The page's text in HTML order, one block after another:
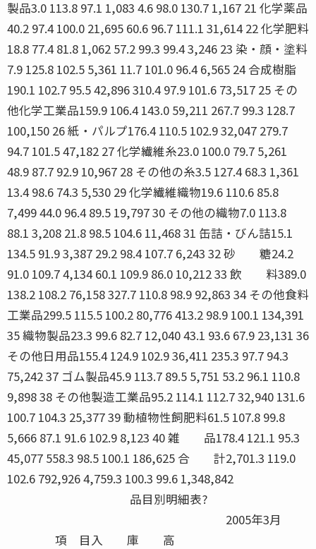
製品3.0 113.8 97.1 1,083 4.6 98.0 130.7 1,167 21 化学薬品
40.2 97.4 100.0 21,695 60.6 96.7 111.1 31,614 22 化学肥料
18.8 77.4 81.8 1,062 57.2 99.3 99.4 3,246 23 染・顔・塗料
7.9 125.8 102.5 5,361 11.7 101.0 96.4 6,565 24 合成樹脂
190.1 102.7 95.5 42,896 310.4 97.9 101.6 73,517 25 その
他化学工業品159.9 106.4 143.0 59,211 267.7 99.3 128.7
100,150 26 紙・パルプ176.4 110.5 102.9 32,047 279.7
94.7 101.5 47,182 27 化学繊維糸23.0 100.0 79.7 5,261
48.9 87.7 92.9 10,967 28 その他の糸3.5 127.4 68.3 1,361
13.4 98.6 74.3 5,530 29 化学繊維織物19.6 110.6 85.8
7,499 44.0 96.4 89.5 19,797 30 その他の織物7.0 113.8
88.1 3,208 21.8 98.5 104.6 11,468 31 缶詰・びん詰15.1
134.5 91.9 3,387 29.2 98.4 107.7 6,243 32 砂 糖24.2
91.0 109.7 4,134 60.1 109.9 86.0 10,212 33 飲 料389.0
138.2 108.2 76,158 327.7 110.8 98.9 92,863 34 その他食料
工業品299.5 115.5 100.2 80,776 413.2 98.9 100.1 134,391
35 織物製品23.3 99.6 82.7 12,040 43.1 93.6 67.9 23,131 36
その他日用品155.4 124.9 102.9 36,411 235.3 97.7 94.3
75,242 37 ゴム製品45.9 113.7 89.5 5,751 53.2 96.1 110.8
9,898 38 その他製造工業品95.2 114.1 112.7 32,940 131.6
100.7 104.3 25,377 39 動植物性飼肥料61.5 107.8 99.8
5,666 87.1 91.6 102.9 8,123 40 雑 品178.4 121.1 95.3
45,077 558.3 98.5 100.1 186,625 合 計2,701.3 119.0
102.6 792,926 4,759.3 100.3 99.6 1,348,842
品目別明細表?
2005年3月
項 目入 庫 高